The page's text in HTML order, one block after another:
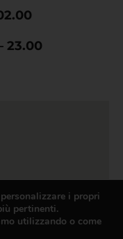
23.00
i propri
pertinenti.
utilizzando o come